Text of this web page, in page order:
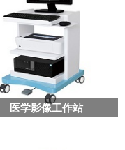
医学影像工作站